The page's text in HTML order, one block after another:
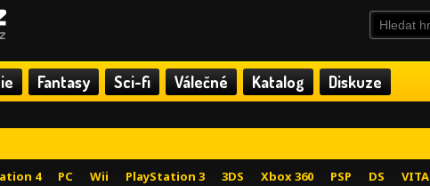
Fantasy Sci-fi Válečné Katalog Diskuze
4 PC Wii PlayStation 3 3DS Xbox 360 PSP DS VITA